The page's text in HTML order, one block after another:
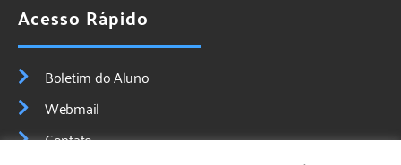
Acesso Rápido
Boletim do Aluno
Webmail
Contato